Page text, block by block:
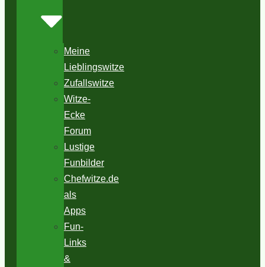
Meine
Lieblingswitze
Zufallswitze
Witze-
Ecke
Forum
Lustige
Funbilder
Chefwitze.de
als
Apps
Fun-
Links
&